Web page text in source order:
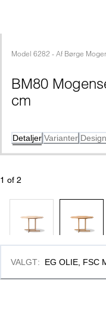
Model 6282 - Af Børge
BM80
cm
Detaljer Varianter
1 of 2
VALGT: EG OLIE, FSC